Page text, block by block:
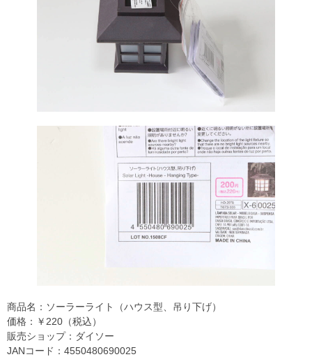
商品名：ソーラーライト（ハウス型、吊り下げ）
価格：￥220（税込）
販売ショップ：ダイソー
JANコード：4550480690025